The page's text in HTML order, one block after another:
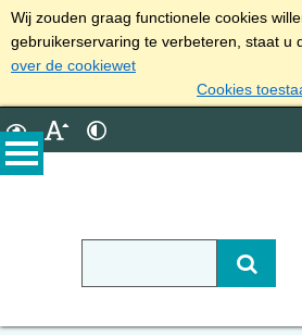
Wij zouden graag functionele cookies
gebruikerservaring te verbeteren, staat u
over de cookiewet
Cookies